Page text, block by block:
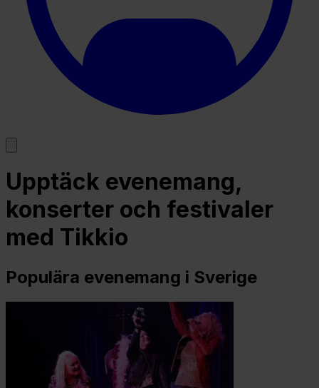
Upptäck evenemang,
konserter och festivaler
med Tikkio
Populära evenemang i Sverige